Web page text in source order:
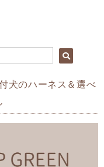
犬のハーネス＆選べ